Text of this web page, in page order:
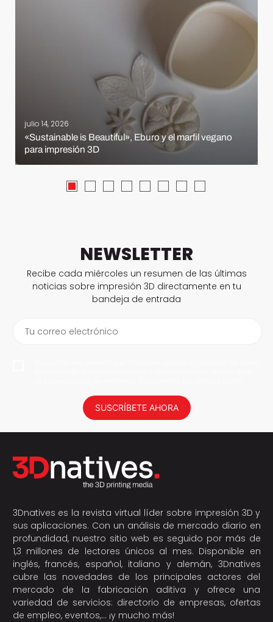
julio 14, 2026
«Sustainable is Beautiful», Eburo y el marfil vegano
para impresión 3D
NEWSLETTER
Recibe cada miércoles un resumen de las últimas
noticias sobre impresión 3D directamente en tu
bandeja de entrada
Tu correo electrónico
SUSCRÍBETE AHORA
3Dnatives es la revista virtual líder sobre impresión 3D y
sus aplicaciones. Con un análisis de mercado diario en
profundidad, nuestro sitio web es seguido por más de
1,3 millones de lectores únicos al mes. Disponible en
inglés, francés, español, italiano y alemán, 3Dnatives
cubre las novedades de los principales actores del
mercado de la fabricación aditiva y ofrece una
variedad de servicios: directorio de empresas, ofertas
de empleo, eventos,… ¡y mucho más!